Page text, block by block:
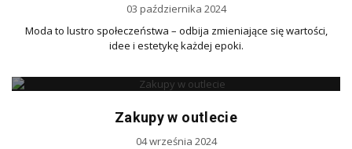
03 października 2024
Moda to lustro społeczeństwa – odbija zmieniające się wartości,
idee i estetykę każdej epoki.
Zakupy w outlecie
04 września 2024